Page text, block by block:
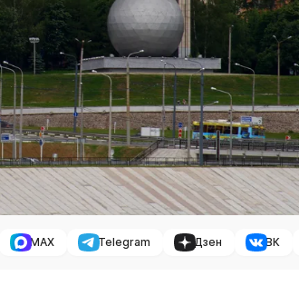
MAX Telegram Дзен ВК